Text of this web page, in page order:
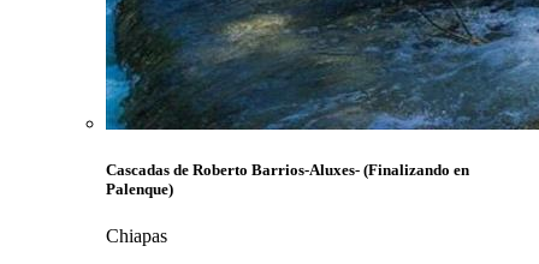
Cascadas de Roberto Barrios-Aluxes- (Finalizando en
Palenque)
Chiapas